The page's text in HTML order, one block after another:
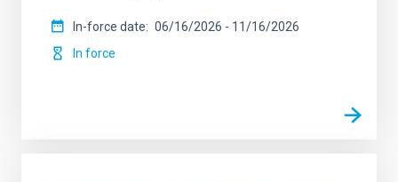
In-force date 06/16/2026 - 11/16/2026
In force